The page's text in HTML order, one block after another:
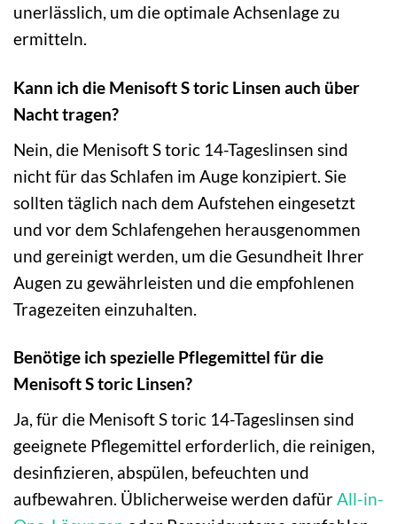
unerlässlich, um die optimale Achsenlage zu
ermitteln.
Kann ich die Menisoft S toric Linsen auch über
Nacht tragen?
Nein, die Menisoft S toric 14-Tageslinsen sind
nicht für das Schlafen im Auge konzipiert. Sie
sollten täglich nach dem Aufstehen eingesetzt
und vor dem Schlafengehen herausgenommen
und gereinigt werden, um die Gesundheit Ihrer
Augen zu gewährleisten und die empfohlenen
Tragezeiten einzuhalten.
Benötige ich spezielle Pflegemittel für die
Menisoft S toric Linsen?
Ja, für die Menisoft S toric 14-Tageslinsen sind
geeignete Pflegemittel erforderlich, die reinigen,
desinfizieren, abspülen, befeuchten und
aufbewahren. Üblicherweise werden dafürAll-in-